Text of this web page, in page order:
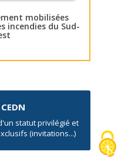
mobilisées
incendies du Sud-
statut privilégié et
(invitations...)